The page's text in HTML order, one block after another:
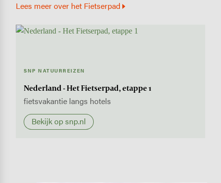
SNP NATUURREIZEN
Nederland - Het Fietserpad, etappe 1
fietsvakantie langs hotels
Bekijk op snp.nl
Lees meer over het Fietserpad